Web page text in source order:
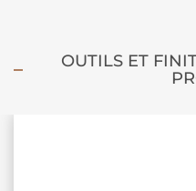
OUTILS ET